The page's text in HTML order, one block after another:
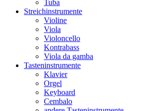
Tuba
Streichinstrumente
Violine
Viola
Violoncello
Kontrabass
Viola da gamba
Tasteninstrumente
Klavier
Orgel
Keyboard
Cembalo